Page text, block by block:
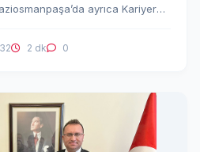
ayrıca Kariyer
2 dk 0